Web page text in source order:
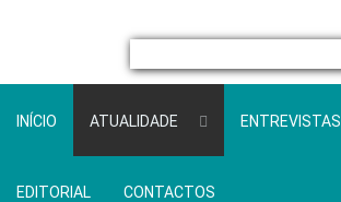
INÍCIO ATUALIDADE ENTREVISTAS
EDITORIAL CONTACTOS